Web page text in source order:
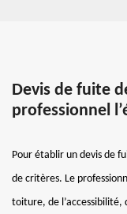
Devis de fuite
professionnel
Pour établir un devis de
de critères. Le
toiture, de l’accessibilité,